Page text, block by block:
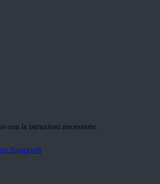
con le istruzioni necessarie.
Spaggiari